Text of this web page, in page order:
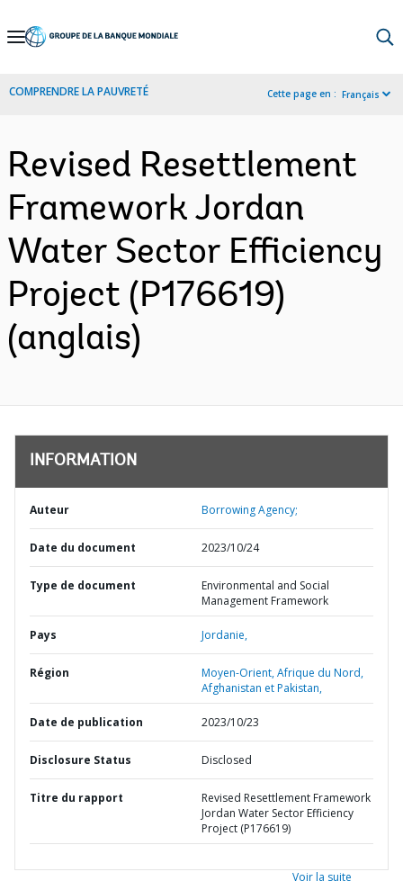
Skip
Navigation
COMPRENDRE LA PAUVRETÉ Cette page en : Français
Revised Resettlement
Framework Jordan
Water Sector Efficiency
Project (P176619)
(anglais)
INFORMATION
Auteur Borrowing Agency;
Date du document 2023/10/24
Type de document
Environmental and Social
Management Framework
Pays Jordanie,
Région
Moyen-Orient, Afrique du Nord,
Afghanistan et Pakistan,
Date de publication 2023/10/23
Disclosure Status Disclosed
Titre du rapport
Revised Resettlement Framework
Jordan Water Sector Efficiency
Project (P176619)
Voir la suite